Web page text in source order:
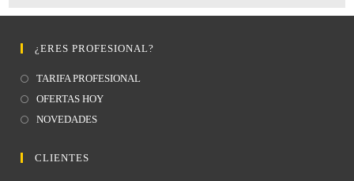
CLIENTES
¿ERES PROFESIONAL?
TARIFA PROFESIONAL
OFERTAS HOY
NOVEDADES